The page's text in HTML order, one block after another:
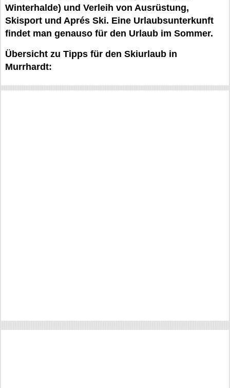
Winterhalde) und Verleih von Ausrüstung,
Skisport und Aprés Ski. Eine Urlaubsunterkunft
findet man genauso für den Urlaub im Sommer.
Übersicht zu Tipps für den Skiurlaub in
Murrhardt: